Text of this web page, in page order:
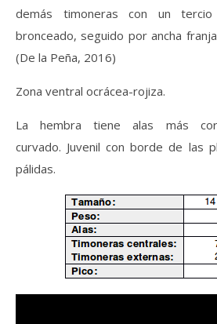
demás timoneras con un
bronceado, seguido por ancha
(De la Peña, 2016)
Zona ventral ocrácea-rojiza.
La hembra tiene alas más
curvado. Juvenil con borde de las
pálidas.